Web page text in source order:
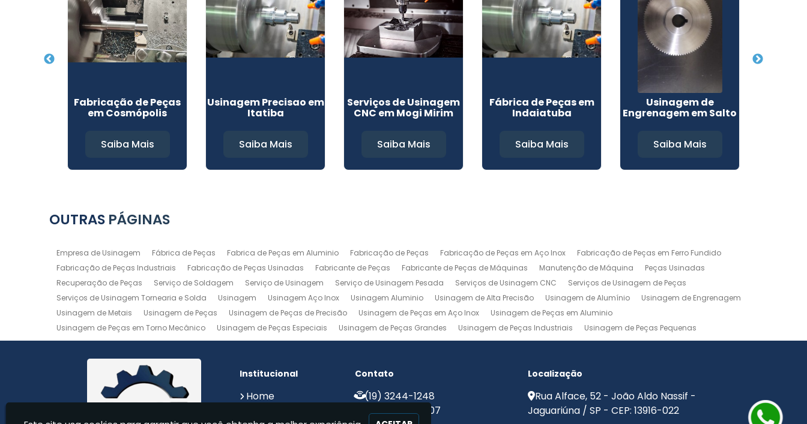
Fabricação de Peças
em Cosmópolis
Saiba Mais
Usinagem Precisao em
Itatiba
Saiba Mais
Serviços de Usinagem
CNC em Mogi Mirim
Saiba Mais
Fábrica de Peças em
Indaiatuba
Saiba Mais
Usinagem de
Engrenagem em Salto
Saiba Mais
OUTRAS PÁGINAS
Empresa de Usinagem Fábrica de Peças Fabrica de Peças em Aluminio Fabricação de Peças Fabricação de Peças em Aço Inox
Fabricação de Peças em Ferro Fundido
Fabricação de Peças Industriais
Fabricação de Peças Usinadas Fabricante de Peças Fabricante de Peças de Máquinas Manutenção de Máquina
Peças Usinadas
Recuperação de Peças
Serviço de Soldagem Serviço de Usinagem Serviço de Usinagem Pesada Serviços de Usinagem CNC
Serviços de Usinagem de Peças
Serviços de Usinagem Tornearia e Solda
Usinagem Usinagem Aço Inox Usinagem Aluminio Usinagem de Alta Precisão Usinagem de Alumínio
Usinagem de Engrenagem
Usinagem de Metais
Usinagem de Peças Usinagem de Peças de Precisão Usinagem de Peças em Aço Inox
Usinagem de Peças em Aluminio
Usinagem de Peças em Torno Mecânico
Usinagem de Peças Especiais Usinagem de Peças Grandes Usinagem de Peças Industriais
Usinagem de Peças Pequenas
Usinagem de Precisão
Usinagem em Aluminio Usinagem Ferramentaria Usinagem Fresa Usinagem Fresamento Usinagem Industrial
Usinagem Leve
Usinagem Maquinas
Usinagem Mecanica
Institucional
Home
Contato
(19) 3244-1248
(19) 99775-8907
Localização
Rua Alface, 52 - João Aldo Nassif -
Jaguariúna / SP - CEP: 13916-022